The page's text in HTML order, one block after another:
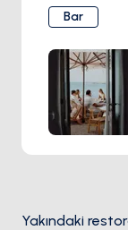
noktası
brunch
keyfini
ister enerjik
adada
Bar
Yakındaki